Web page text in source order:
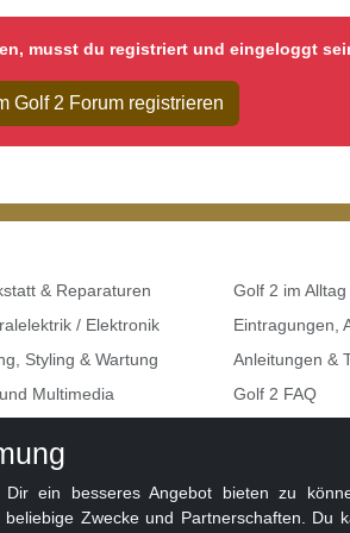
musst du registriert und eingeloggt
Golf 2 Forum registrieren
& Reparaturen
/ Elektronik
Styling & Wartung
Multimedia
Golf 2 im Alltag
Eintragungen,
Anleitungen &
Golf 2 FAQ
ein besseres Angebot bieten zu
Zwecke und Partnerschaften. Du